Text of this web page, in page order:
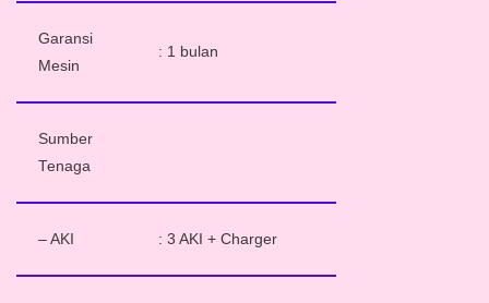
Garansi
Mesin
: 1 bulan
Sumber
Tenaga
– AKI : 3 AKI + Charger